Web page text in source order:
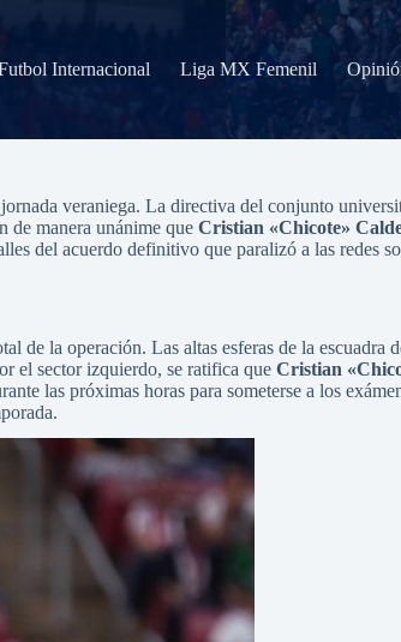
Internacional Liga MX Femenil
veraniega. La directiva del conjunto
de manera unánime que Cristian «Chicote»
del acuerdo definitivo que paralizó a las redes
de la operación. Las altas esferas de la escuadra
el sector izquierdo, se ratifica que Cristian
las próximas horas para someterse a los